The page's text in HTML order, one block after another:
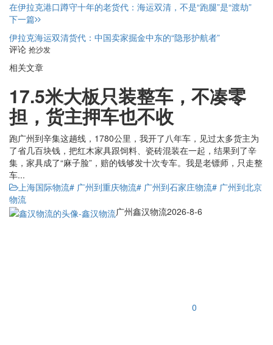
在伊拉克港口蹲守十年的老货代：海运双清，不是“跑腿”是“渡劫”
下一篇
伊拉克海运双清货代：中国卖家掘金中东的“隐形护航者”
评论 抢沙发
相关文章
17.5米大板只装整车，不凑零
担，货主押车也不收
跑广州到辛集这趟线，1780公里，我开了八年车，见过太多货主为
了省几百块钱，把红木家具跟饲料、瓷砖混装在一起，结果到了辛
集，家具成了“麻子脸”，赔的钱够发十次专车。我是老镖师，只走整
车...
上海国际物流# 广州到重庆物流# 广州到石家庄物流# 广州到北京
物流
广州鑫汉物流2026-8-6
0